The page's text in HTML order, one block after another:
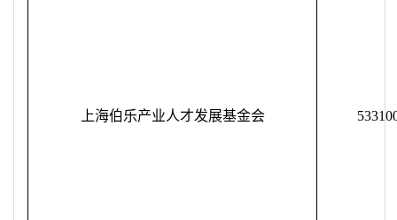
上海伯乐产业人才发展基金会